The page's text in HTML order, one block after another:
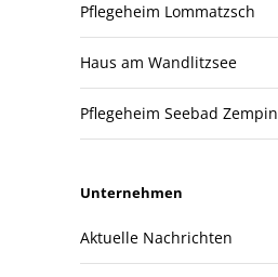
Pflegeheim Lommatzsch
Haus am Wandlitzsee
Pflegeheim Seebad Zempin
Unternehmen
Aktuelle Nachrichten